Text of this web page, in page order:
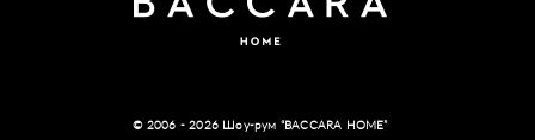
© 2006 - 2026 Шоу-рум “BACCARA HOME”